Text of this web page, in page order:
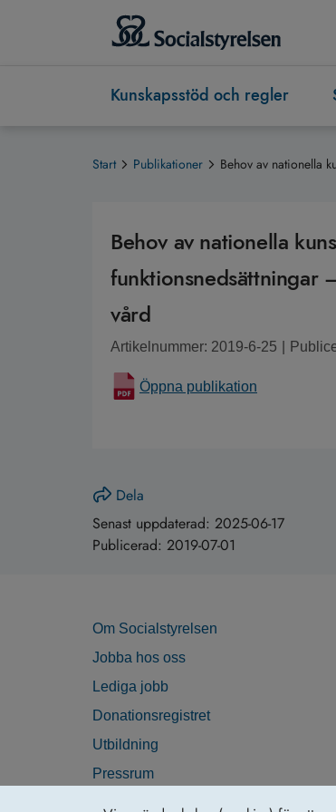
Kunskapsstöd och regler
Start Publikationer Behov av nationella
Behov av nationella
funktionsnedsättningar
vård
Artikelnummer: 2019-6-25
Öppna publikation
Dela
Senast uppdaterad: 2025-06-17
Publicerad: 2019-07-01
Om Socialstyrelsen
Jobba hos oss
Lediga jobb
Donationsregistret
Utbildning
Pressrum